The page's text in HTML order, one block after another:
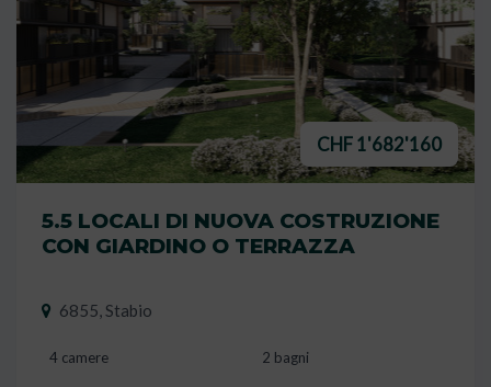
CHF 1'682'160
5.5 LOCALI DI NUOVA COSTRUZIONE
CON GIARDINO O TERRAZZA
6855, Stabio
4 camere 2 bagni